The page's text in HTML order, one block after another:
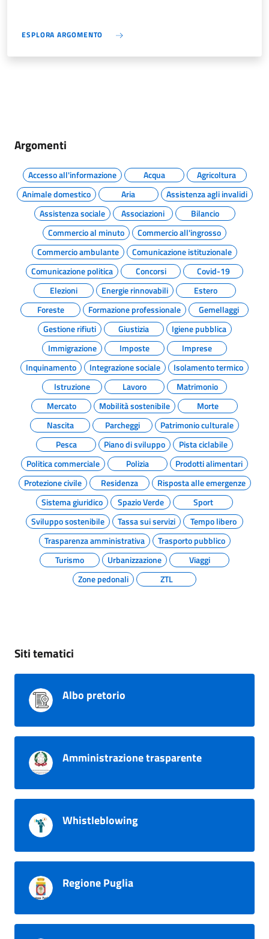
ESPLORA ARGOMENTO
Argomenti
Accesso all'informazione Acqua
Agricoltura
Animale domestico
Aria
Assistenza agli invalidi
Assistenza sociale
Associazioni
Bilancio
Commercio al minuto
Commercio all'ingrosso
Commercio ambulante
Comunicazione istituzionale
Comunicazione politica
Concorsi
Covid-19
Elezioni
Energie rinnovabili
Estero
Foreste
Formazione professionale
Gemellaggi
Gestione rifiuti
Giustizia
Igiene pubblica
Immigrazione
Imposte
Imprese
Inquinamento
Integrazione sociale
Isolamento termico
Istruzione
Lavoro
Matrimonio
Mercato
Mobilità sostenibile
Morte
Nascita
Parcheggi
Patrimonio culturale
Pesca
Piano di sviluppo
Pista ciclabile
Politica commerciale
Polizia
Prodotti alimentari
Protezione civile
Residenza
Risposta alle emergenze
Sistema giuridico
Spazio Verde
Sport
Sviluppo sostenibile
Tassa sui servizi
Tempo libero
Trasparenza amministrativa
Trasporto pubblico
Turismo
Urbanizzazione
Viaggi
Zone pedonali
ZTL
Siti tematici
Albo pretorio
Amministrazione trasparente
Whistleblowing
Regione Puglia